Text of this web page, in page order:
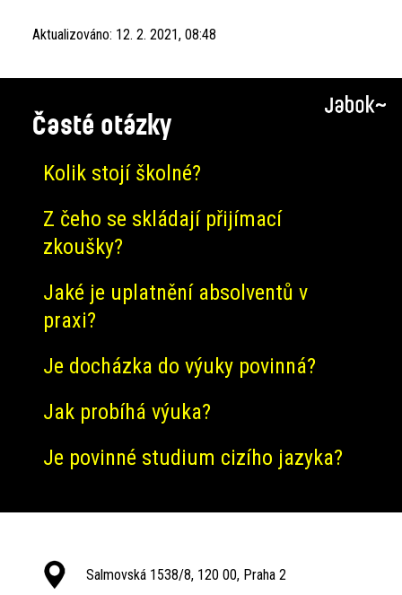
Aktualizováno: 12. 2. 2021, 08:48
Časté otázky
Kolik stojí školné?
Z čeho se skládají přijímací
zkoušky?
Jaké je uplatnění absolventů v
praxi?
Je docházka do výuky povinná?
Jak probíhá výuka?
Je povinné studium cizího jazyka?
Salmovská 1538/8, 120 00, Praha 2